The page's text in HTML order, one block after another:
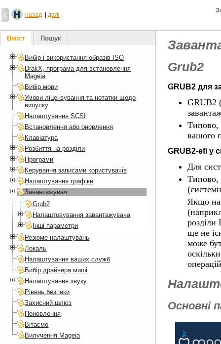
назад далі
Grub2
GRUB2 для
GRUB2
Типово,
вашого
GRUB2-efi у
Для
Типово,
Якщо на
розділи
ще не
може
Основні
Вміст Пошук
Вибір і використання образів ISO
DrakX, програма для встановлення
Mageia
Вибір мови
Умови ліцензування та нотатки щодо
випуску
Налаштування SCSI
Встановлення або оновлення
Клавіатура
Розбиття на розділи
Програми
Керування записами користувачів
Налаштування графіки
Завантажувач
Grub2
Налаштовування завантажувача
Інші параметри
Резюме налаштувань
Локаль
Налаштування ваших служб
Вибір драйвера миші
Налаштування звуку
Рівень безпеки
Захисний шлюз
Поновлення
Вітаємо
Вилучення Mageia